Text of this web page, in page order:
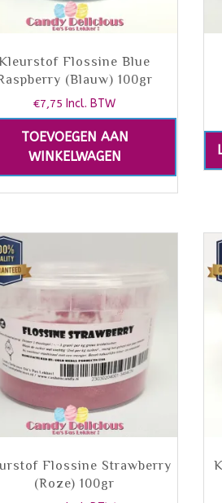
Flossine Blue
(Blauw) 100gr
€7,75 Incl. BTW
TOEVOEGEN AAN
WINKELWAGEN
Flossine Strawberry
(Roze) 100gr